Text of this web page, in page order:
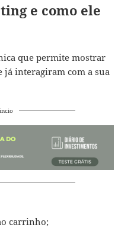
e como ele
que permite mostrar
já interagiram com a sua
carrinho;